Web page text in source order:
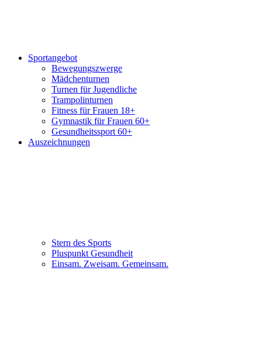
Sportangebot
Bewegungszwerge
Mädchenturnen
Turnen für Jugendliche
Trampolinturnen
Fitness für Frauen 18+
Gymnastik für Frauen 60+
Gesundheitssport 60+
Auszeichnungen
Stern des Sports
Pluspunkt Gesundheit
Einsam. Zweisam. Gemeinsam.